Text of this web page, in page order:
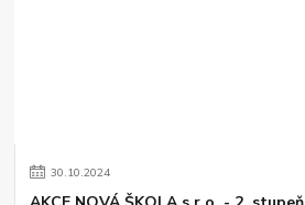
30.10.2024